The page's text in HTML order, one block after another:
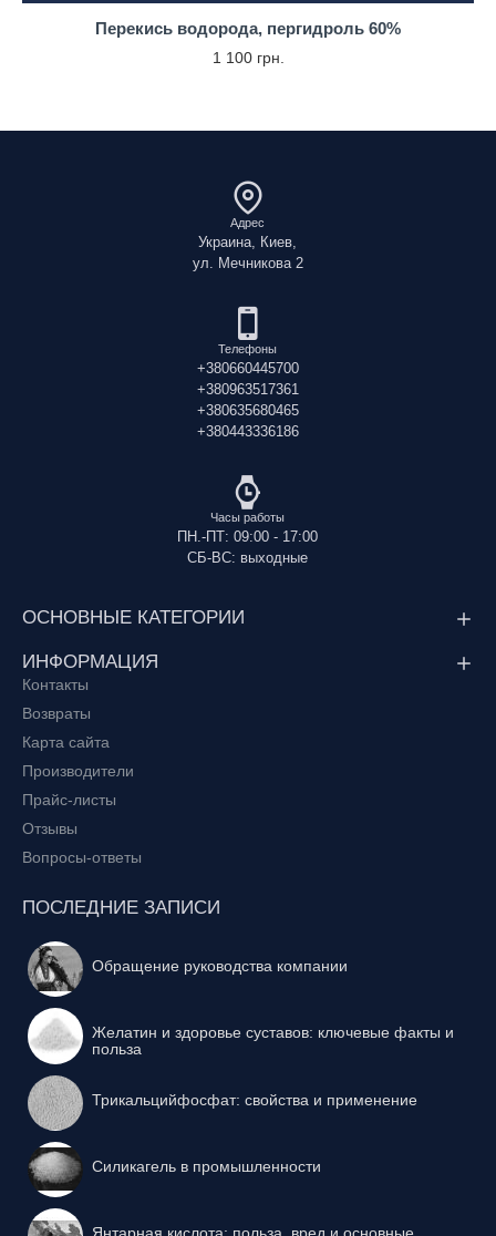
Перекись водорода, пергидроль 60%
1 100 грн.
Адрес
Украина, Киев,
ул. Мечникова 2
Телефоны
+380660445700
+380963517361
+380635680465
+380443336186
Часы работы
ПН.-ПТ: 09:00 - 17:00
СБ-ВС: выходные
ОСНОВНЫЕ КАТЕГОРИИ
ИНФОРМАЦИЯ
Контакты
Возвраты
Карта сайта
Производители
Прайс-листы
Отзывы
Вопросы-ответы
ПОСЛЕДНИЕ ЗАПИСИ
Обращение руководства компании
Желатин и здоровье суставов: ключевые факты и
польза
Трикальцийфосфат: свойства и применение
Силикагель в промышленности